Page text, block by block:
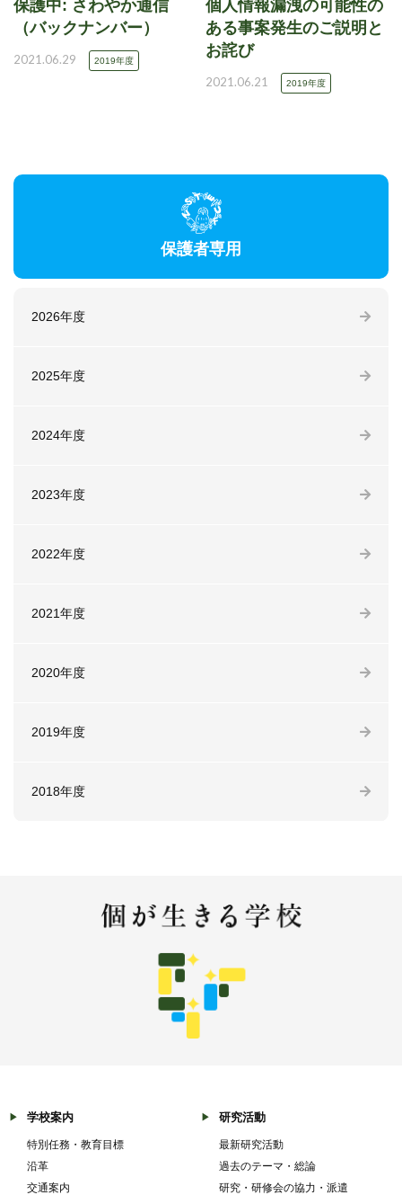
保護中: さわやか通信
（バックナンバー）
2021.06.29 2019年度
個人情報漏洩の可能性の
ある事案発生のご説明と
お詫び
2021.06.21 2019年度
保護者専用
2026年度
2025年度
2024年度
2023年度
2022年度
2021年度
2020年度
2019年度
2018年度
学校案内
特別任務・教育目標
沿革
交通案内
研究活動
最新研究活動
過去のテーマ・総論
研究・研修会の協力・派遣